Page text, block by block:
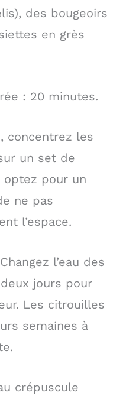
des bougeoirs
en grès
: 20 minutes.
concentrez les
un set de
pour un
ne pas
l’espace.
l’eau des
jours pour
Les citrouilles
semaines à
crépuscule